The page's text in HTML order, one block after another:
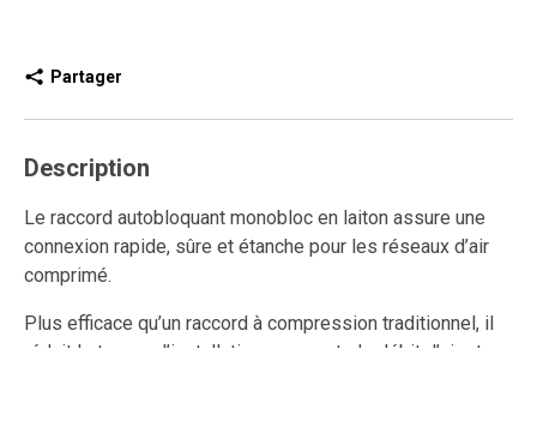
Partager
Description
Le raccord autobloquant monobloc en laiton assure une
connexion rapide, sûre et étanche pour les réseaux d’air
comprimé.
Plus efficace qu’un raccord à compression traditionnel, il
réduit le temps d’installation, augmente le débit d’air et